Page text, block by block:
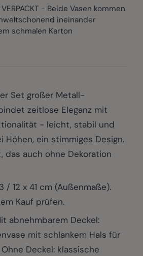
VERPACKT - Beide Vasen kommen
ineinander
schmalen Karton
Set großer Metall-
zeitlose Eleganz mit
- leicht, stabil und
Höhen, ein stimmiges Design.
das auch ohne Dekoration
/ 12 x 41 cm (Außenmaße).
Kauf prüfen.
abnehmbarem Deckel:
mit schlankem Hals für
Deckel: klassische